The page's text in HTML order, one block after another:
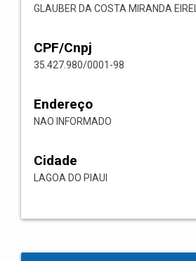
GLAUBER DA COSTA MIRANDA EIRELI
CPF/Cnpj
35.427.980/0001-98
Endereço
NAO INFORMADO
Cidade
LAGOA DO PIAUI